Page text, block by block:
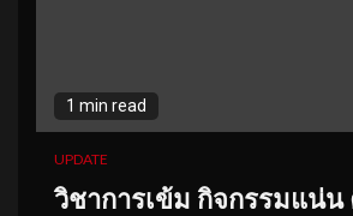
1 min read
UPDATE
วิชาการเข้ม กิจกรรมแน่น